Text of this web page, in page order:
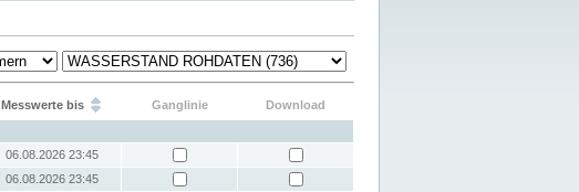
Messwerte bis Ganglinie
Download
06.08.2026 23:45
06.08.2026 23:45